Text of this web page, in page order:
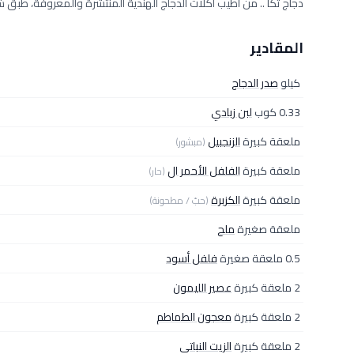
المقادير
كيلوصدر الدجاج
0.33 كوب
لبن زبادي
ملعقة كبيرةالزنجبيل(مبشور)
ملعقة كبيرةالفلفل الأحمر ال(حار)
ملعقة كبيرةالكزبرة(حبّ / مطحونة)
ملعقة صغيرةملح
0.5 ملعقة صغيرة
فلفل أسود
2 ملعقة كبيرة
عصير الليمون
2 ملعقة كبيرة
معجون الطماطم
2 ملعقة كبيرة
الزيت النباتي